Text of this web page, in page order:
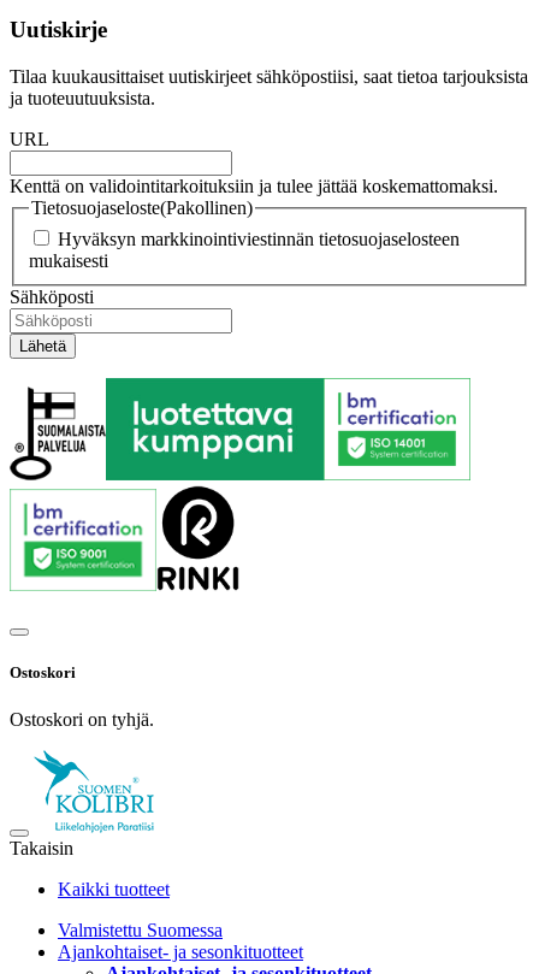
Uutiskirje
Tilaa kuukausittaiset uutiskirjeet sähköpostiisi, saat tietoa tarjouksista
ja tuoteuutuuksista.
URL
Kenttä on validointitarkoituksiin ja tulee jättää koskemattomaksi.
Tietosuojaseloste(Pakollinen)
Hyväksyn markkinointiviestinnän tietosuojaselosteen
mukaisesti
Sähköposti
Ostoskori
Ostoskori on tyhjä.
Takaisin
Kaikki tuotteet
Valmistettu Suomessa
Ajankohtaiset- ja sesonkituotteet